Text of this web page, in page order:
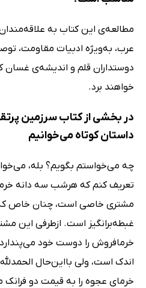
مطالعه‌ی این کتاب به
عرب، به‌ویژه ادبیات مقاومت،
دوستداران قلم و اندیشه‌ی غسان
خواهند برد.
در بخشی از کتاب سرزمین
داستان کوتاه می‌خوانیم
چه می‌خواستم بگویم؟ بله،
تعریف کنم که هرشب سه دانه
مشتری خاصی است، چنان خاص
غبطه‌برانگیز است. ازطرفی این
خرمافروش را دوست خود
اندک است، ولی با‌این‌حال
خرمای عجوه را به قیمت دو